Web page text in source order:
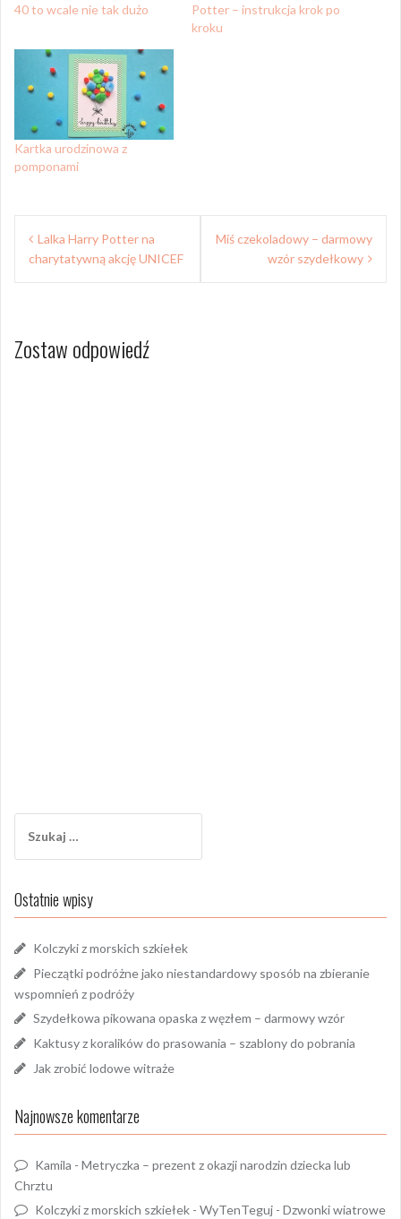
40 to wcale nie tak dużo
Potter – instrukcja krok po
kroku
Kartka urodzinowa z
pomponami
Nawigacja
wpisu
Lalka Harry Potter na
charytatywną akcję UNICEF
Miś czekoladowy – darmowy
wzór szydełkowy
Zostaw odpowiedź
Ostatnie wpisy
Kolczyki z morskich szkiełek
Pieczątki podróżne jako niestandardowy sposób na zbieranie
wspomnień z podróży
Szydełkowa pikowana opaska z węzłem – darmowy wzór
Kaktusy z koralików do prasowania – szablony do pobrania
Jak zrobić lodowe witraże
Najnowsze komentarze
Kamila - Metryczka – prezent z okazji narodzin dziecka lub
Chrztu
Kolczyki z morskich szkiełek - WyTenTeguj - Dzwonki wiatrowe